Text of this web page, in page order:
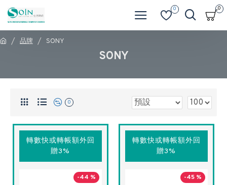
0 0
品牌 SONY
SONY
0
轉數快或轉帳額外回
贈3%
-44 %
轉數快或轉帳額外回
贈3%
-45 %